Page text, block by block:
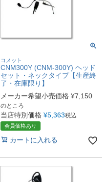
コメット
CNM300Y (CNM-300Y) ヘッド
セット・ネックタイプ【生産終
了・在庫限り】
メーカー希望小売価格 ¥7,150
のところ
当店特別価格 ¥5,363税込
会員価格あり
カートに入れる